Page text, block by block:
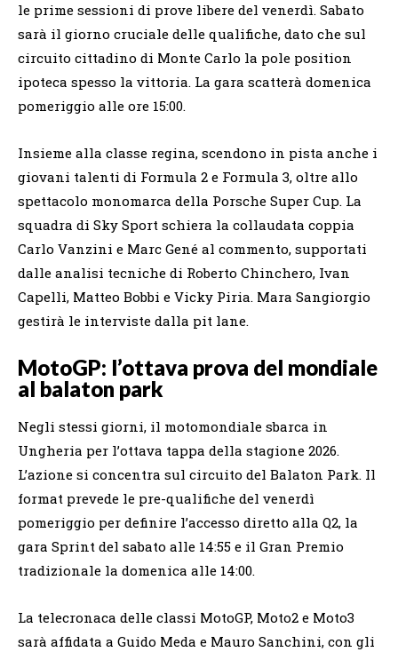
le prime sessioni di prove libere del venerdì. Sabato
sarà il giorno cruciale delle qualifiche, dato che sul
circuito cittadino di Monte Carlo la pole position
ipoteca spesso la vittoria. La gara scatterà domenica
pomeriggio alle ore 15:00.
Insieme alla classe regina, scendono in pista anche i
giovani talenti di Formula 2 e Formula 3, oltre allo
spettacolo monomarca della Porsche Super Cup. La
squadra di Sky Sport schiera la collaudata coppia
Carlo Vanzini e Marc Gené al commento, supportati
dalle analisi tecniche di Roberto Chinchero, Ivan
Capelli, Matteo Bobbi e Vicky Piria. Mara Sangiorgio
gestirà le interviste dalla pit lane.
MotoGP: l’ottava prova del mondiale
al balaton park
Negli stessi giorni, il motomondiale sbarca in
Ungheria per l’ottava tappa della stagione 2026.
L’azione si concentra sul circuito del Balaton Park. Il
format prevede le pre-qualifiche del venerdì
pomeriggio per definire l’accesso diretto alla Q2, la
gara Sprint del sabato alle 14:55 e il Gran Premio
tradizionale la domenica alle 14:00.
La telecronaca delle classi MotoGP, Moto2 e Moto3
sarà affidata a Guido Meda e Mauro Sanchini, con gli